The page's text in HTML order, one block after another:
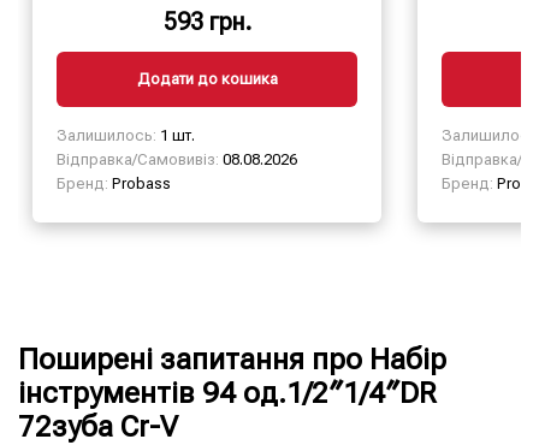
593 грн.
Додати до кошика
Залишилось: 1 шт.
Відправка/Самовивіз: 08.08.2026
Бренд: Probass
Відправка/
Бренд:
Поширені запитання про Набір
інструментів 94 од.1/2″1/4″DR
72зуба Cr-V